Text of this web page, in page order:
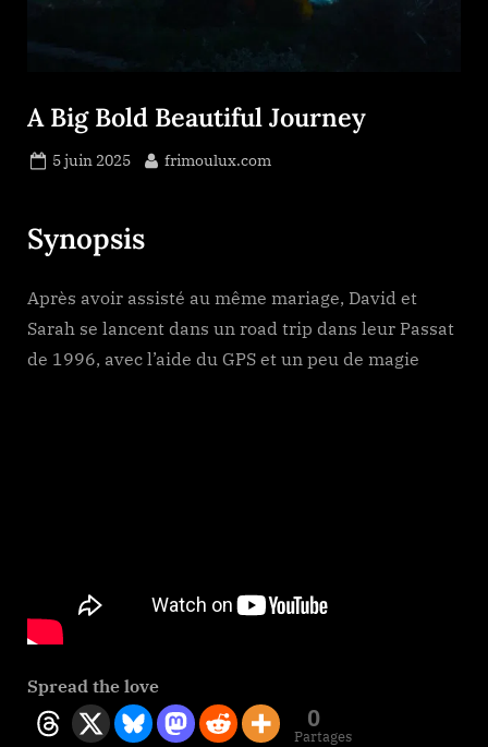
A Big Bold Beautiful Journey
Posted
5 juin 2025 By
frimoulux.com
Synopsis
Après avoir assisté au même mariage, David et
Sarah se lancent dans un road trip dans leur Passat
de 1996, avec l’aide du GPS et un peu de magie
Spread the love
0
Partages